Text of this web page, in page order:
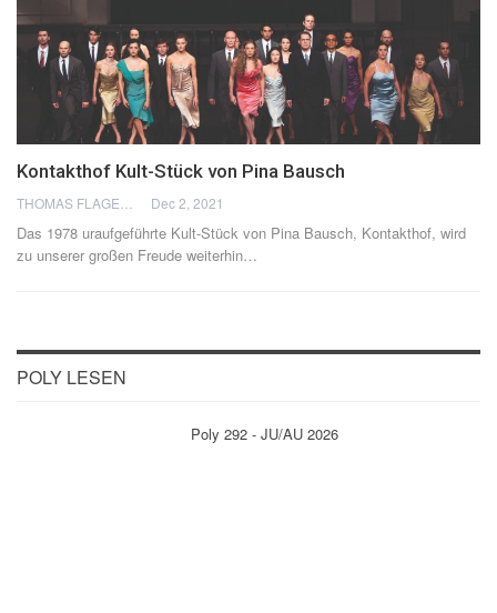
Kontakthof Kult-Stück von Pina Bausch
Dec 2, 2021
Das 1978 uraufgeführte Kult-Stück von Pina Bausch, Kontakthof, wird
zu unserer großen Freude weiterhin…
POLY LESEN
Poly 292 - JU/AU 2026